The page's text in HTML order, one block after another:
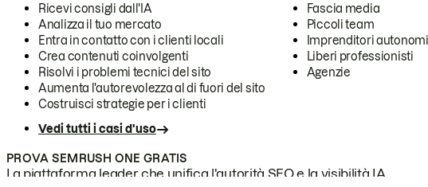
Ricevi consigli dall'IA
Analizza il tuo mercato
Entra in contatto con i clienti locali
Crea contenuti coinvolgenti
Risolvi i problemi tecnici del sito
Aumenta l'autorevolezza al di fuori del sito
Costruisci strategie per i clienti
Vedi tutti i casi d'uso
Fascia media
Piccoli team
Imprenditori autonomi
Liberi professionisti
Agenzie
PROVA SEMRUSH ONE GRATIS
La piattaforma leader che unifica l'autorità SEO e la visibilità IA.